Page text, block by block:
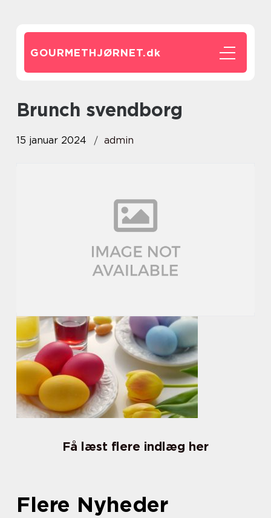
GOURMETHJØRNET.dk
brunch svendborg
15 januar 2024 admin
Få læst flere indlæg her
Flere Nyheder